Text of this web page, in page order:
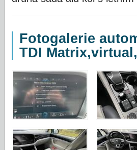
Fotogalerie
TDI